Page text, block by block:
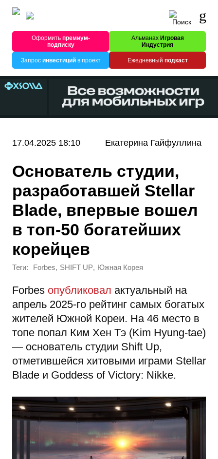
Оформитьпремиум-
подписку
Альманах Игровая
Индустрия
Запрос инвестицийв проект Ежедневный подкаст
17.04.2025 18:10 Екатерина Гайфуллина
Основатель студии,
разработавшей Stellar
Blade, впервые вошел
в топ-50 богатейших
корейцев
Теги: Forbes, SHIFT UP, Южная Корея
Forbes опубликовал актуальный на
апрель 2025-го рейтинг самых богатых
жителей Южной Кореи. На 46 место в
топе попал Ким Хен Тэ (Kim Hyung-tae)
— основатель студии Shift Up,
отметившейся хитовыми играми Stellar
Blade и Goddess of Victory: Nikke.